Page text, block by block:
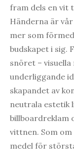
fram dels en vit
Händerna är
mer som
budskapet i sig.
snöret –
underliggande
skapandet av
neutrala estetik
billboardreklam
vittnen. Som
medel för